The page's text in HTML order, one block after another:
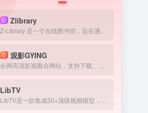
新 Zlibrary
观影GYING
LibTV